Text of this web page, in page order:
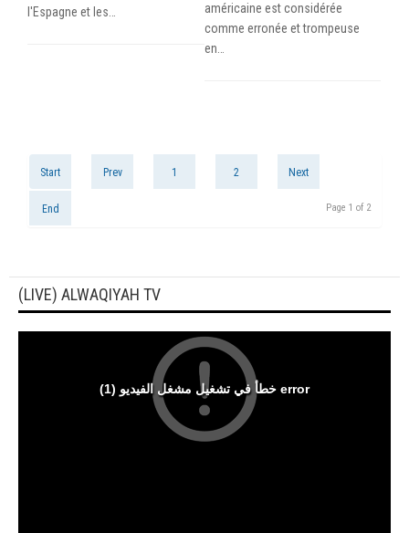
l'Espagne et les…
américaine est considérée
comme erronée et trompeuse
en…
Start Prev 1 2 Next
End Page 1 of 2
(LIVE) ALWAQIYAH TV